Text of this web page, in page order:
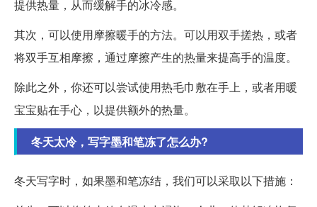
提供热量，从而缓解手的冰冷感。
其次，可以使用摩擦暖手的方法。可以用双手搓热，或者
将双手互相摩擦，通过摩擦产生的热量来提高手的温度。
除此之外，你还可以尝试使用热毛巾敷在手上，或者用暖
宝宝贴在手心，以提供额外的热量。
冬天太冷，写字墨和笔冻了怎么办?
冬天写字时，如果墨和笔冻结，我们可以采取以下措施：